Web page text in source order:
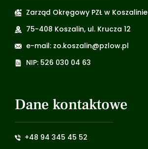
Zarząd Okręgowy PZŁ w Koszalinie
75-408 Koszalin, ul. Krucza 12
e-mail: zo.koszalin@pzlow.pl
NIP: 526 030 04 63
Dane kontaktowe
+48 94 345 45 52